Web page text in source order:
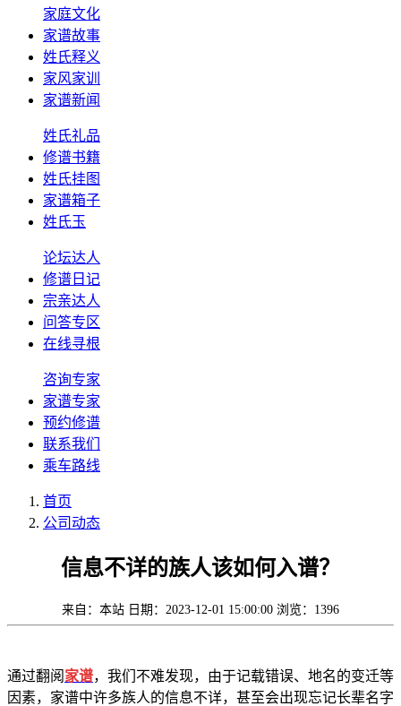
家庭文化
家谱故事
姓氏释义
家风家训
家谱新闻
姓氏礼品
修谱书籍
姓氏挂图
家谱箱子
姓氏玉
论坛达人
修谱日记
宗亲达人
问答专区
在线寻根
咨询专家
家谱专家
预约修谱
联系我们
乘车路线
首页
公司动态
信息不详的族人该如何入谱？
来自：本站 日期：2023-12-01 15:00:00 浏览：1396
通过翻阅 家谱，我们不难发现，由于记载错误、地名的变迁等
因素，家谱中许多族人的信息不详，甚至会出现忘记长辈名字